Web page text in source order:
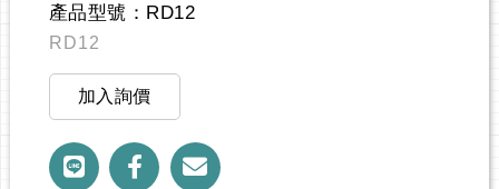
產品型號：RD12
RD12
加入詢價